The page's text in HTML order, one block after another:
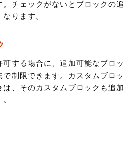
チェックがないとブロックの追
ります。
可する場合に、追加可能なブロッ
で制限できます。カスタムブロッ
は、そのカスタムブロックも追加